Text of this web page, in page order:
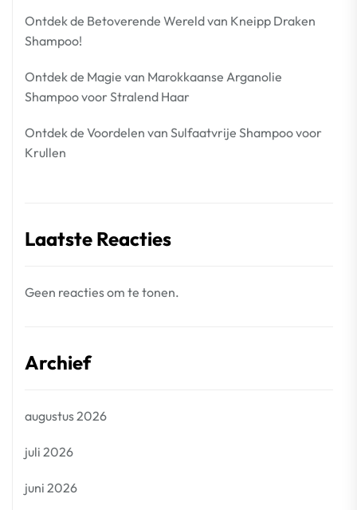
Ontdek de Betoverende Wereld van Kneipp Draken
Shampoo!
Ontdek de Magie van Marokkaanse Arganolie
Shampoo voor Stralend Haar
Ontdek de Voordelen van Sulfaatvrije Shampoo voor
Krullen
Laatste Reacties
Geen reacties om te tonen.
Archief
augustus 2026
juli 2026
juni 2026